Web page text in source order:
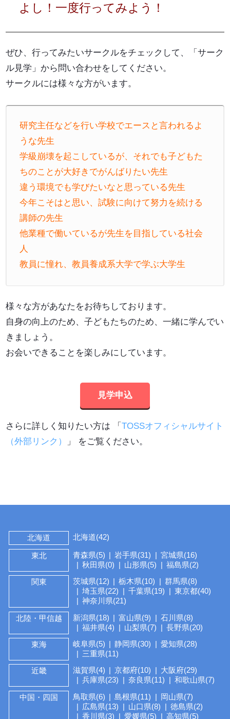
よし！一度行ってみよう！
ぜひ、行ってみたいサークルをチェックして、「サーク
ル見学」から問い合わせをしてください。
サークルには様々な方がいます。
研究主任などを行い学校でエースと言われるよ
うな先生
学級崩壊を起こしているが、それでも子どもた
ちのことが大好きでがんばりたい先生
違う環境でも学びたいなと思っている先生
今年こそはと思い、試験に向けて努力を続ける
講師の先生
他業種で働いているが先生を目指している社会
人
教員に憧れ、教員養成系大学で学ぶ大学生
様々な方があなたをお待ちしております。
自身の向上のため、子どもたちのため、一緒に学んでい
きましょう。
お会いできることを楽しみにしています。
見学申込
さらに詳しく知りたい方は 「TOSSオフィシャルサイト
（外部リンク）
」 をご覧ください。
北海道 北海道(42)
東北 青森県(5) 岩手県(31)
宮城県(16)
秋田県(0)
山形県(5) 福島県(2)
関東 茨城県(12) 栃木県(10)
群馬県(8)
埼玉県(22)
千葉県(19)
東京都(40)
神奈川県(21)
北陸・甲信越 新潟県(18) 富山県(9)
石川県(8)
福井県(4)
山梨県(7) 長野県(20)
東海 岐阜県(5) 静岡県(30)
愛知県(28)
三重県(11)
近畿 滋賀県(4) 京都府(10)
大阪府(29)
兵庫県(23)
奈良県(11) 和歌山県(7)
中国・四国 鳥取県(6) 島根県(11)
岡山県(7)
広島県(13)
山口県(8)
徳島県(2)
香川県(3)
愛媛県(5) 高知県(5)